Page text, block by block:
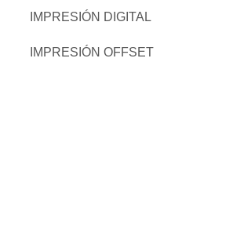
IMPRESIÓN DIGITAL
IMPRESIÓN OFFSET